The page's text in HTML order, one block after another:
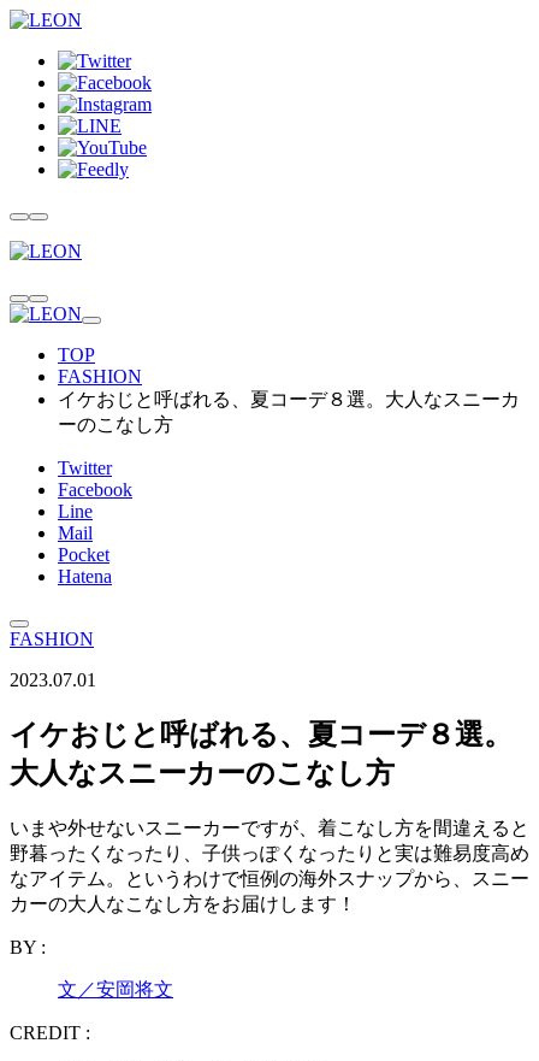
TOP
FASHION
イケおじと呼ばれる、夏コーデ８選。大人なスニーカ
ーのこなし方
Twitter
Facebook
Line
Mail
Pocket
Hatena
FASHION
2023.07.01
イケおじと呼ばれる、夏コーデ８選。
大人なスニーカーのこなし方
いまや外せないスニーカーですが、着こなし方を間違えると
野暮ったくなったり、子供っぽくなったりと実は難易度高め
なアイテム。というわけで恒例の海外スナップから、スニー
カーの大人なこなし方をお届けします！
BY :
文／安岡将文
CREDIT :